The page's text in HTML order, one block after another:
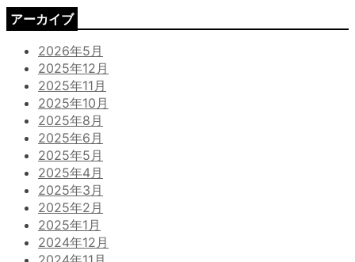
アーカイブ
2026年5月
2025年12月
2025年11月
2025年10月
2025年8月
2025年6月
2025年5月
2025年4月
2025年3月
2025年2月
2025年1月
2024年12月